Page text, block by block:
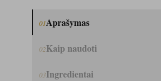
01Aprašymas
02Kaip naudoti
03Ingredientai